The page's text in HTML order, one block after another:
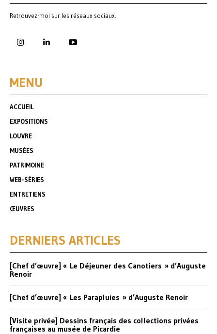
Retrouvez-moi sur les réseaux sociaux.
MENU
ACCUEIL
EXPOSITIONS
LOUVRE
MUSÉES
PATRIMOINE
WEB-SÉRIES
ENTRETIENS
ŒUVRES
DERNIERS ARTICLES
[Chef d’œuvre] « Le Déjeuner des Canotiers » d’Auguste
Renoir
[Chef d’œuvre] « Les Parapluies » d’Auguste Renoir
[Visite privée] Dessins français des collections privées
françaises au musée de Picardie